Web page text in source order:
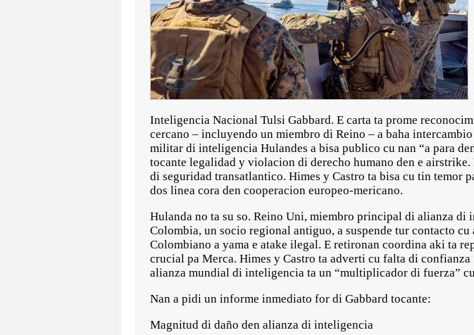
Inteligencia Nacional Tulsi Gabbard. E carta ta prome
cercano – incluyendo un miembro di Reino – a baha
militar di inteligencia Hulandes a bisa publico cu nan “a para
tocante legalidad y violacion di derecho humano den e
di seguridad transatlantico. Himes y Castro ta bisa cu tin
dos linea cora den cooperacion europeo-mericano.
Hulanda no ta su so. Reino Uni, miembro principal di alianza di
Colombia, un socio regional antiguo, a suspende tur contacto
Colombiano a yama e atake ilegal. E retironan coordina aki ta
crucial pa Merca. Himes y Castro ta adverti cu falta di
alianza mundial di inteligencia ta un “multiplicador di fuerza”
Nan a pidi un informe inmediato for di Gabbard tocante:
Magnitud di daño den alianza di inteligencia